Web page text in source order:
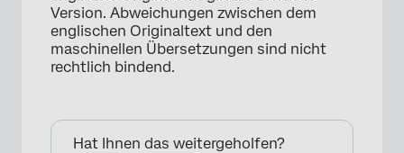
Version. Abweichungen zwischen dem
englischen Originaltext und den
maschinellen Übersetzungen sind nicht
rechtlich bindend.
Hat Ihnen das weitergeholfen?